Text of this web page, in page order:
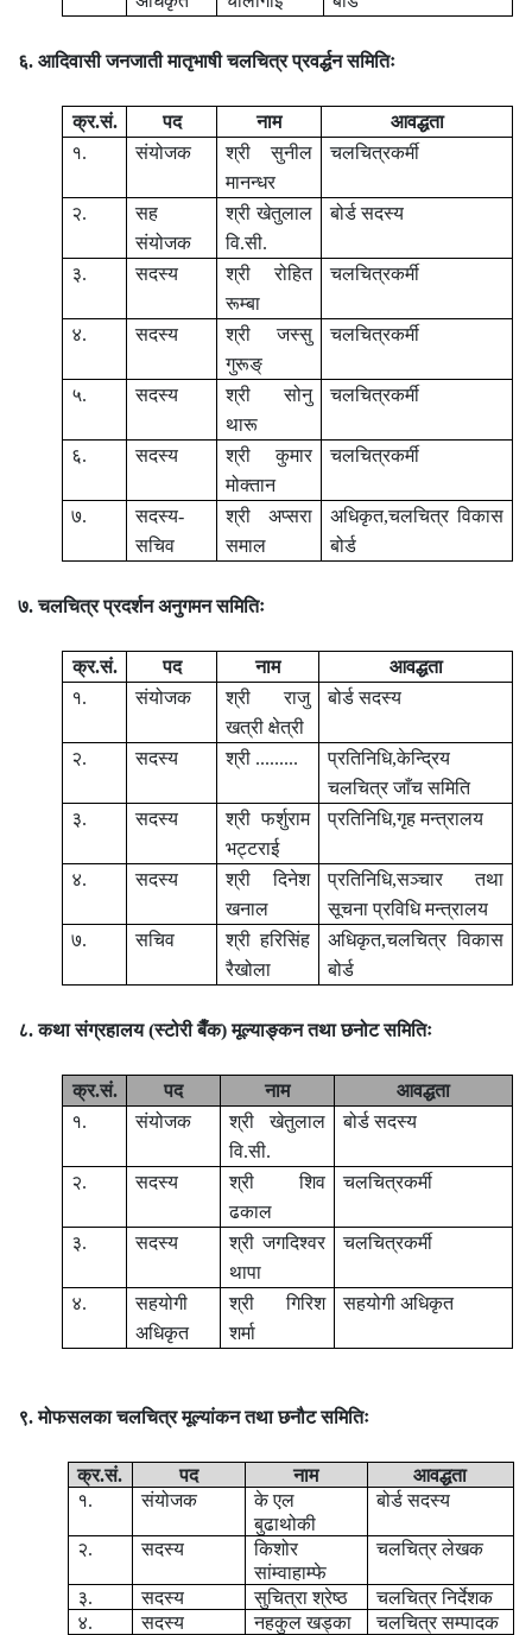
६. आदिवासी जनजाती मातृभाषी चलचित्र प्रवर्द्धन समितिः
क्र.सं. पद नाम
आवद्धता
१.
संयोजक
श्री सुनील
मानन्धर
चलचित्रकर्मी
२.
सह
संयोजक
श्री खेतुलाल
वि.सी.
बोर्ड सदस्य
३. सदस्य
श्री रोहित
रूम्बा
चलचित्रकर्मी
४. सदस्य
श्री जस्सु
गुरूङ्
चलचित्रकर्मी
५. सदस्य
श्री सोनु
थारू
चलचित्रकर्मी
६. सदस्य
श्री कुमार
मोक्तान
चलचित्रकर्मी
७.
सदस्य-
सचिव
श्री अप्सरा
समाल
अधिकृत,चलचित्र विकास
बोर्ड
७. चलचित्र प्रदर्शन अनुगमन समितिः
क्र.सं. पद नाम
आवद्धता
१.
संयोजक
श्री राजु
खत्री क्षेत्री
बोर्ड सदस्य
२. सदस्य श्री .........
प्रतिनिधि,केन्द्रिय
चलचित्र जाँच समिति
३.
सदस्य
श्री फर्शुराम
भट्टराई
प्रतिनिधि,गृह मन्त्रालय
४. सदस्य
श्री दिनेश
खनाल
प्रतिनिधि,सञ्चार तथा
सूचना प्रविधि मन्त्रालय
७.
सचिव
श्री हरिसिंह
रैखोला
अधिकृत,चलचित्र विकास
बोर्ड
८. कथा संग्रहालय (स्टोरी बैँक) मूल्याङ्कन तथा छनोट समितिः
क्र.सं. पद नाम
आवद्धता
१.
संयोजक
श्री खेतुलाल
वि.सी.
बोर्ड सदस्य
२. सदस्य
श्री शिव
ढकाल
चलचित्रकर्मी
३. सदस्य
श्री जगदिश्वर
थापा
चलचित्रकर्मी
४.
सहयोगी
अधिकृत
श्री गिरिश
शर्मा
सहयोगी अधिकृत
९. मोफसलका चलचित्र मूल्यांकन तथा छनौट समितिः
क्र.सं. पद नाम
आवद्धता
१.
संयोजक
के एल
बुढाथोकी
बोर्ड सदस्य
२. सदस्य
किशोर
सांम्वाहाम्फे
चलचित्र लेखक
३. सदस्य सुचित्रा श्रेष्ठ
चलचित्र निर्देशक
४.
सदस्य नहकुल खड्का
चलचित्र सम्पादक